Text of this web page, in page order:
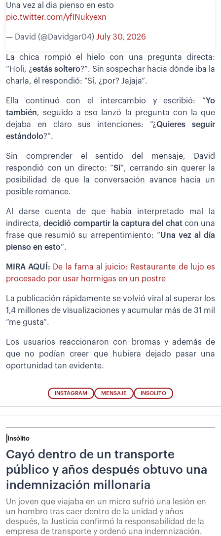
Una vez al dia pienso en esto
pic.twitter.com/yfINukyexn
— David (@Davidgar04) July 30, 2026
La chica rompió el hielo con una pregunta directa:
“Holi, ¿estás soltero?”. Sin sospechar hacia dónde iba la
charla, él respondió: “Sí, ¿por? Jajaja”.
Ella continuó con el intercambio y escribió: “Yo
también, seguido a eso lanzó la pregunta con la que
dejaba en claro sus intenciones: “¿Quieres seguir
estándolo?”.
Sin comprender el sentido del mensaje, David
respondió con un directo: “Sí”, cerrando sin querer la
posibilidad de que la conversación avance hacia un
posible romance.
Al darse cuenta de que había interpretado mal la
indirecta, decidió compartir la captura del chat con una
frase que resumió su arrepentimiento: “Una vez al día
pienso en esto”.
MIRA AQUÍ: De la fama al juicio: Restaurante de lujo es
procesado por usar hormigas en un postre
La publicación rápidamente se volvió viral al superar los
1,4 millones de visualizaciones y acumular más de 31 mil
“me gusta”.
Los usuarios reaccionaron con bromas y además de
que no podían creer que hubiera dejado pasar una
oportunidad tan evidente.
INSTAGRAM MENSAJE INSOLITO
Insólito
Cayó dentro de un transporte
público y años después obtuvo una
indemnización millonaria
Un joven que viajaba en un micro sufrió una lesión en
un hombro tras caer dentro de la unidad y años
después, la Justicia confirmó la responsabilidad de la
empresa de transporte y ordenó una indemnización.